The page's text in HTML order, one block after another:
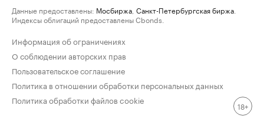
Данные предоставлены: Мосбиржа Санкт-Петербургская биржа
Индексы облигаций предоставлены Cbonds.
Информация об ограничениях
О соблюдении авторских прав
Пользовательское соглашение
Политика в отношении обработки персональных данных
Политика обработки файлов cookie
18+